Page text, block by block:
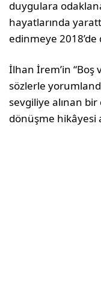
duygulara
hayatlarında
edinmeye
İlhan İrem’in “Boş
sözlerle
sevgiliye alınan
dönüşme hikâyesi